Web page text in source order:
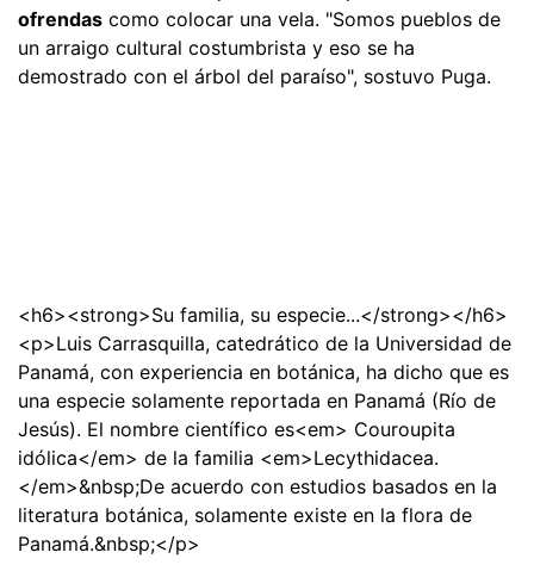
ofrendas como colocar una vela. "Somos pueblos de
un arraigo cultural costumbrista y eso se ha
demostrado con el árbol del paraíso", sostuvo Puga.
<h6><strong>Su familia, su especie...</strong></h6>
<p>Luis Carrasquilla, catedrático de la Universidad de
Panamá, con experiencia en botánica, ha dicho que es
una especie solamente reportada en Panamá (Río de
Jesús). El nombre científico es<em> Couroupita
idólica</em> de la familia <em>Lecythidacea.
</em>&nbsp;De acuerdo con estudios basados en la
literatura botánica, solamente existe en la flora de
Panamá.&nbsp;</p>